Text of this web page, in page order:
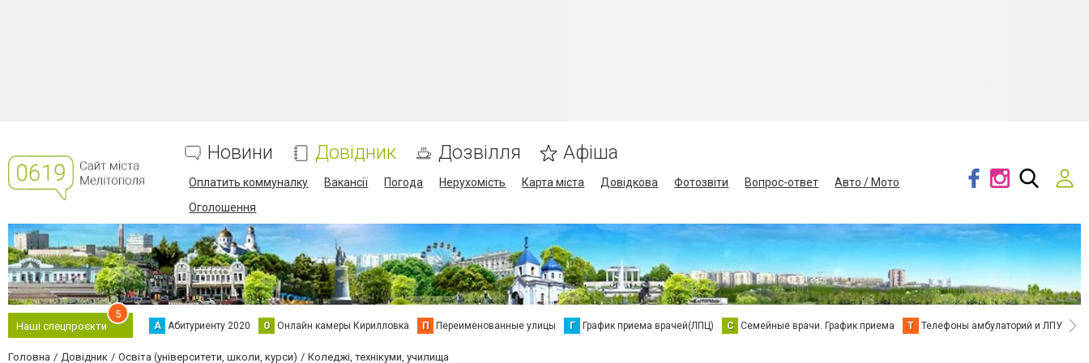
Новини Довідник Дозвілля Афіша
Оплатить коммуналку Вакансії Погода Нерухомість Карта міста Довідкова Фотозвіти Вопрос-ответ
Авто / Мото
Оголошення
Наші спецпроєкти
5
А Абитуриенту 2020 О Онлайн камеры Кирилловка П Переименованные улицы Г График приема врачей(ЛПЦ) С Семейные врачи. График приема Т Телефоны амбулаторий и ЛПУ В
Головна Довідник Освіта (університети, школи, курси) Коледжі, технікуми, училища